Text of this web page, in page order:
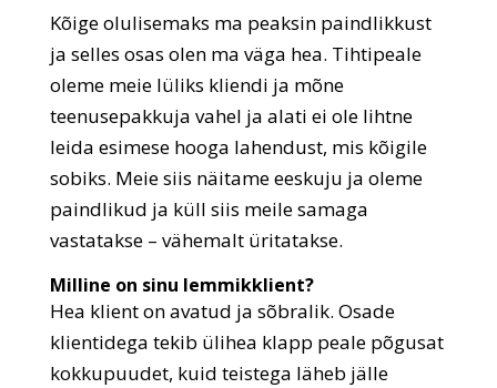
Kõige olulisemaks ma peaksin paindlikkust
ja selles osas olen ma väga hea. Tihtipeale
oleme meie lüliks kliendi ja mõne
teenusepakkuja vahel ja alati ei ole lihtne
leida esimese hooga lahendust, mis kõigile
sobiks. Meie siis näitame eeskuju ja oleme
paindlikud ja küll siis meile samaga
vastatakse – vähemalt üritatakse.
Milline on sinu lemmikklient?
Hea klient on avatud ja sõbralik. Osade
klientidega tekib ülihea klapp peale põgusat
kokkupuudet, kuid teistega läheb jälle